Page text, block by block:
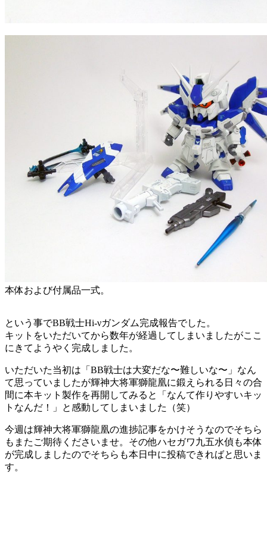
本体および付属品一式。
という事でBB戦士Hi-νガンダム完成報告でした。
キットをいただいてから数年が経過してしまいましたがここ
にきてようやく完成しました。
いただいた当初は「BB戦士は大変だな〜難しいな〜」なん
て思っていましたが輝神大将軍獅龍凰に鍛えられる日々の合
間に本キット製作を再開してみると「なんて作りやすいキッ
トなんだ！」と感動してしまいました（笑）
今週は輝神大将軍獅龍凰の進捗記事をかけそうなのでそちら
もまたご期待くださいませ。その他ハセガワ九五水偵も本体
が完成しましたのでそちらも本日中に投稿できればと思いま
す。